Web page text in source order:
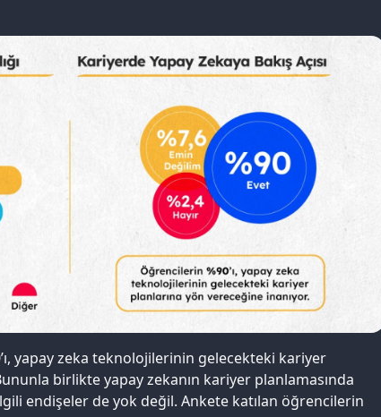
yapay zeka teknolojilerinin gelecekteki kariyer
birlikte yapay zekanın kariyer planlamasında
endişeler de yok değil. Ankete katılan öğrencilerin